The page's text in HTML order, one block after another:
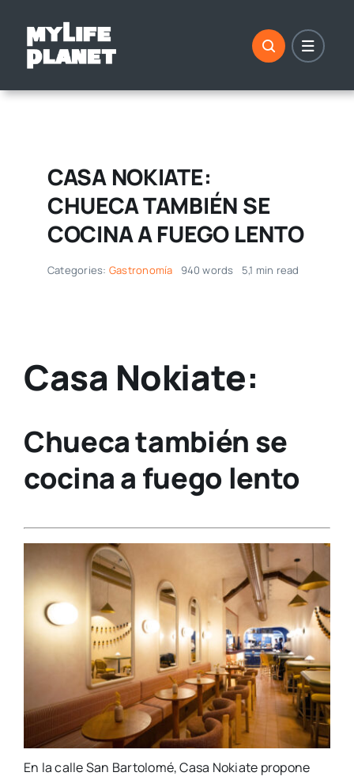
contenido
CASA NOKIATE:
CHUECA TAMBIÉN SE
COCINA A FUEGO LENTO
Categories: Gastronomía 940 words 5,1 min read
Casa Nokiate:
Chueca también se
cocina a fuego lento
En la calle San Bartolomé, Casa Nokiate propone